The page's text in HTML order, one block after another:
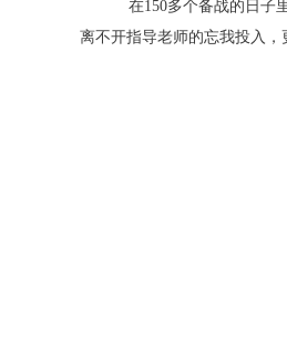
在150多个备战的日子
离不开指导老师的忘我投入，